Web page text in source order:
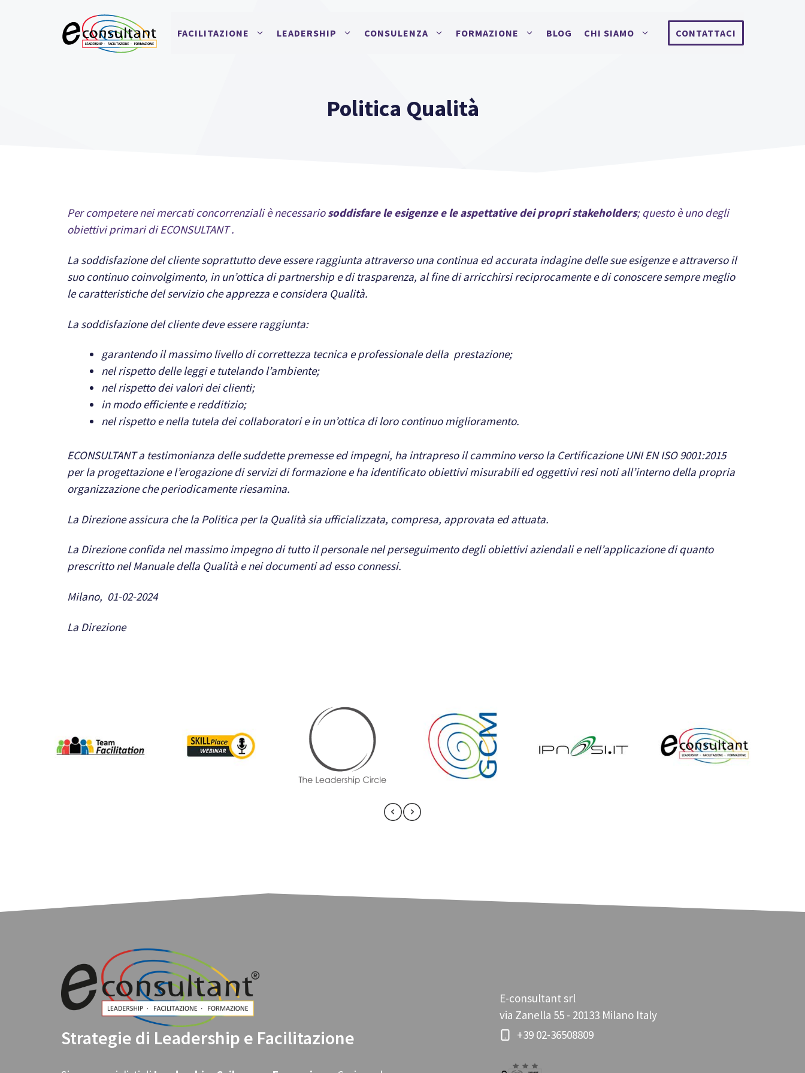
FACILITAZIONE LEADERSHIP CONSULENZA FORMAZIONE BLOG CHI SIAMO CONTATTACI
Politica Qualità
Per competere nei mercati concorrenziali è necessariosoddisfare le esigenze e le aspettative dei propri stakeholders; questo è uno degli
obiettivi primari di ECONSULTANT .
La soddisfazione del cliente soprattutto deve essere raggiunta attraverso una continua ed accurata indagine delle sue esigenze e attraverso il
suo continuo coinvolgimento, in un’ottica di partnership e di trasparenza, al fine di arricchirsi reciprocamente e di conoscere sempre meglio
le caratteristiche del servizio che apprezza e considera Qualità.
La soddisfazione del cliente deve essere raggiunta:
garantendo il massimo livello di correttezza tecnica e professionale della prestazione;
nel rispetto delle leggi e tutelando l’ambiente;
nel rispetto dei valori dei clienti;
in modo efficiente e redditizio;
nel rispetto e nella tutela dei collaboratori e in un’ottica di loro continuo miglioramento.
ECONSULTANT a testimonianza delle suddette premesse ed impegni, ha intrapreso il cammino verso la Certificazione UNI EN ISO 9001:2015
per la progettazione e l’erogazione di servizi di formazione e ha identificato obiettivi misurabili ed oggettivi resi noti all’interno della propria
organizzazione che periodicamente riesamina.
La Direzione assicura che la Politica per la Qualità sia ufficializzata, compresa, approvata ed attuata.
La Direzione confida nel massimo impegno di tutto il personale nel perseguimento degli obiettivi aziendali e nell’applicazione di quanto
prescritto nel Manuale della Qualità e nei documenti ad esso connessi.
Milano, 01-02-2024
La Direzione
Strategie di Leadership e Facilitazione
E-consultant srl
via Zanella 55 - 20133 Milano Italy
+39 02-36508809